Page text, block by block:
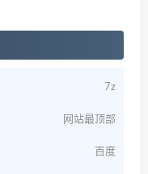
7z
网站最顶部
百度